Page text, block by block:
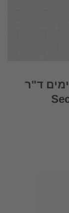
ימים ד"ר